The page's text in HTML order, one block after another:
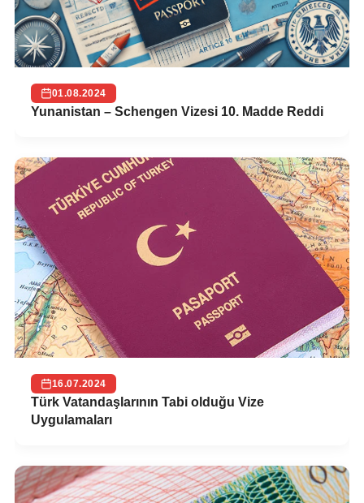
01.08.2024
Yunanistan – Schengen Vizesi 10. Madde Reddi
16.07.2024
Türk Vatandaşlarının Tabi olduğu Vize
Uygulamaları